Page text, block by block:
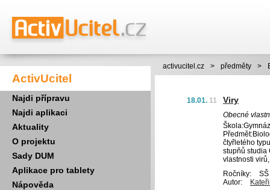
ActivUcitel
Najdi přípravu
Najdi aplikaci
Aktuality
O projektu
Sady DUM
Aplikace pro tablety
Nápověda
activucitel.cz > předměty >
18.01. 11 Viry
Obecné
čtyřletého
stupňů studia
vlastnosti
Ročníky:
SŠ
Autor: